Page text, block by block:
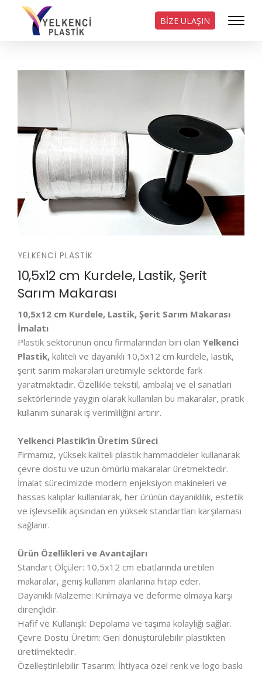
BİZE ULAŞIN
YELKENCI PLASTIK
10,5x12 cm Kurdele, Lastik, Şerit
Sarım Makarası
10,5x12 cm Kurdele, Lastik, Şerit Sarım Makarası
İmalatı
Plastik sektörünün öncü firmalarından biri olan Yelkenci
Plastik, kaliteli ve dayanıklı 10,5x12 cm kurdele, lastik,
şerit sarım makaraları üretimiyle sektörde fark
yaratmaktadır. Özellikle tekstil, ambalaj ve el sanatları
sektörlerinde yaygın olarak kullanılan bu makaralar, pratik
kullanım sunarak iş verimliliğini artırır.
Yelkenci Plastik’in Üretim Süreci
Firmamız, yüksek kaliteli plastik hammaddeler kullanarak
çevre dostu ve uzun ömürlü makaralar üretmektedir.
İmalat sürecimizde modern enjeksiyon makineleri ve
hassas kalıplar kullanılarak, her ürünün dayanıklılık, estetik
ve işlevsellik açısından en yüksek standartları karşılaması
sağlanır.
Ürün Özellikleri ve Avantajları
Standart Ölçüler: 10,5x12 cm ebatlarında üretilen
makaralar, geniş kullanım alanlarına hitap eder.
Dayanıklı Malzeme: Kırılmaya ve deforme olmaya karşı
dirençlidir.
Hafif ve Kullanışlı: Depolama ve taşıma kolaylığı sağlar.
Çevre Dostu Üretim: Geri dönüştürülebilir plastikten
üretilmektedir.
Özelleştirilebilir Tasarım: İhtiyaca özel renk ve logo baskı